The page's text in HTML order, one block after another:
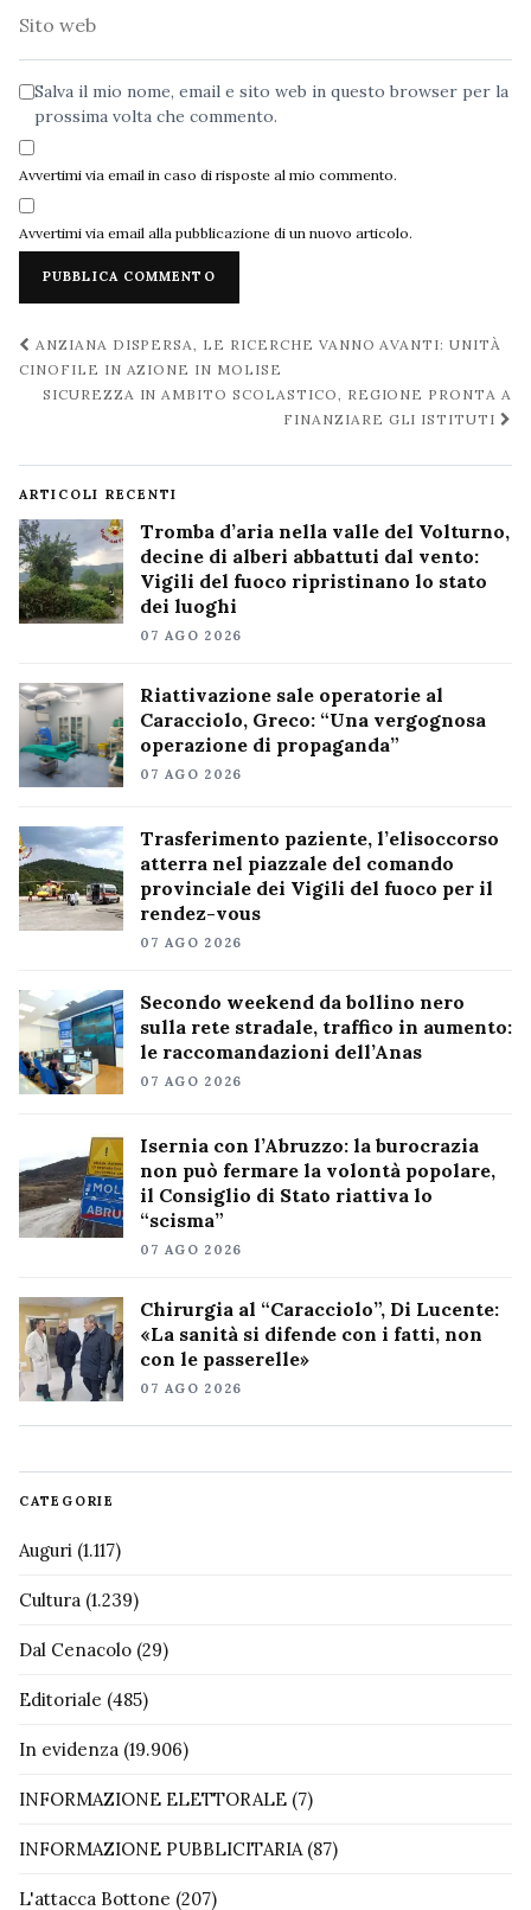
Salva il mio nome, email e sito web in questo browser per la
prossima volta che commento.
Avvertimi via email in caso di risposte al mio commento.
Avvertimi via email alla pubblicazione di un nuovo articolo.
Navigazione
post
ANZIANA DISPERSA, LE RICERCHE VANNO AVANTI: UNITÀ
CINOFILE IN AZIONE IN MOLISE
SICUREZZA IN AMBITO SCOLASTICO, REGIONE PRONTA A
FINANZIARE GLI ISTITUTI
ARTICOLI RECENTI
Tromba d’aria nella valle del Volturno,
decine di alberi abbattuti dal vento:
Vigili del fuoco ripristinano lo stato
dei luoghi
07 AGO 2026
Riattivazione sale operatorie al
Caracciolo, Greco: “Una vergognosa
operazione di propaganda”
07 AGO 2026
Trasferimento paziente, l’elisoccorso
atterra nel piazzale del comando
provinciale dei Vigili del fuoco per il
rendez-vous
07 AGO 2026
Secondo weekend da bollino nero
sulla rete stradale, traffico in aumento:
le raccomandazioni dell’Anas
07 AGO 2026
Isernia con l’Abruzzo: la burocrazia
non può fermare la volontà popolare,
il Consiglio di Stato riattiva lo
“scisma”
07 AGO 2026
Chirurgia al “Caracciolo”, Di Lucente:
«La sanità si difende con i fatti, non
con le passerelle»
07 AGO 2026
CATEGORIE
Auguri (1.117)
Cultura (1.239)
Dal Cenacolo (29)
Editoriale (485)
In evidenza (19.906)
INFORMAZIONE ELETTORALE (7)
INFORMAZIONE PUBBLICITARIA (87)
L'attacca Bottone (207)